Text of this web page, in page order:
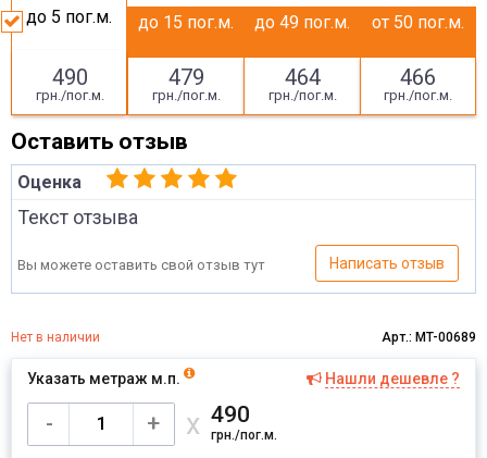
до 5 пог.м.
490
грн./пог.м.
до 15 пог.м.
479
грн./пог.м.
до 49 пог.м.
464
грн./пог.м.
от 50 пог.м.
466
грн./пог.м.
Оставить отзыв
Оценка
Текст отзыва
Вы можете оставить свой отзыв тут Написать отзыв
Нет в наличии Арт.: MT-00689
Указать метраж м.п. Нашли дешевле ?
- + х 490
грн./пог.м.